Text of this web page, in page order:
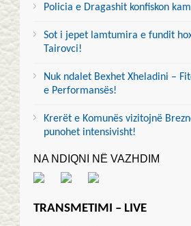
Policia e Dragashit konfiskon
Sot i jepet lamtumira e fundit
Tairovci!
Nuk ndalet Bexhet Xheladini –
e Performansës!
Krerët e Komunës vizitojnë
punohet intensivisht!
NA NDIQNI NË VAZHDIM
TRANSMETIMI – LIVE